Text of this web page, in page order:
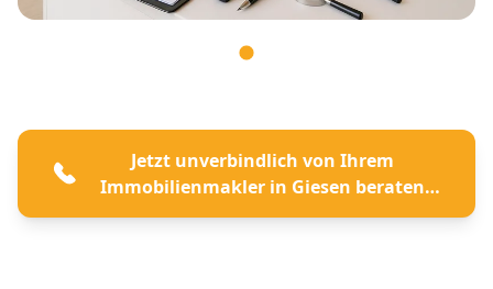
Jetzt unverbindlich von Ihrem
Immobilienmakler in Giesen beraten
lassen